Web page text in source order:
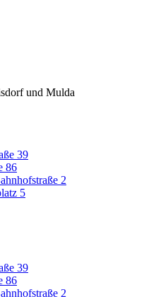
und Mulda
39
86
2
5
39
86
2